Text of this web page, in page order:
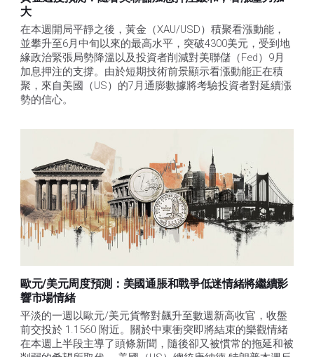
大
在本週開局平靜之後，黃金（XAU/USD）積聚看漲動能，
並攀升至6月中旬以來的最高水平，突破4300美元，受到地
緣政治緊張局勢降溫以及投資者削減對美聯儲（Fed）9月
加息押注的支撐。由於短期技術前景顯示看漲動能正在積
聚，來自美國（US）的7月通膨數據將考驗投資者對延續漲
勢的信心。
歐元/美元周度預測：美國通脹和戰爭低迷情緒將繼續影
響市場情緒
平淡的一週以歐元/美元貨幣對飆升至數週新高收官，收盤
前交投於 1.1560 附近。關於中東衝突即將結束的樂觀情緒
在本週上半段主導了頭條新聞，隨後卻又被慣常的拖延和被